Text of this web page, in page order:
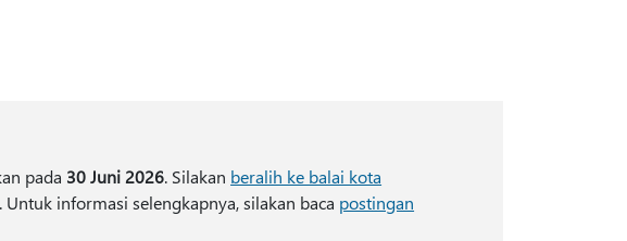
pada 30 Juni 2026. Silakan beralih ke balai kota
informasi selengkapnya, silakan baca postingan